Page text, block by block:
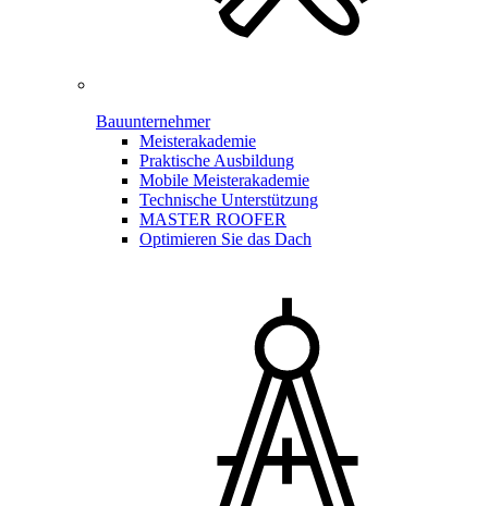
Bauunternehmer
Meisterakademie
Praktische Ausbildung
Mobile Meisterakademie
Technische Unterstützung
MASTER ROOFER
Optimieren Sie das Dach